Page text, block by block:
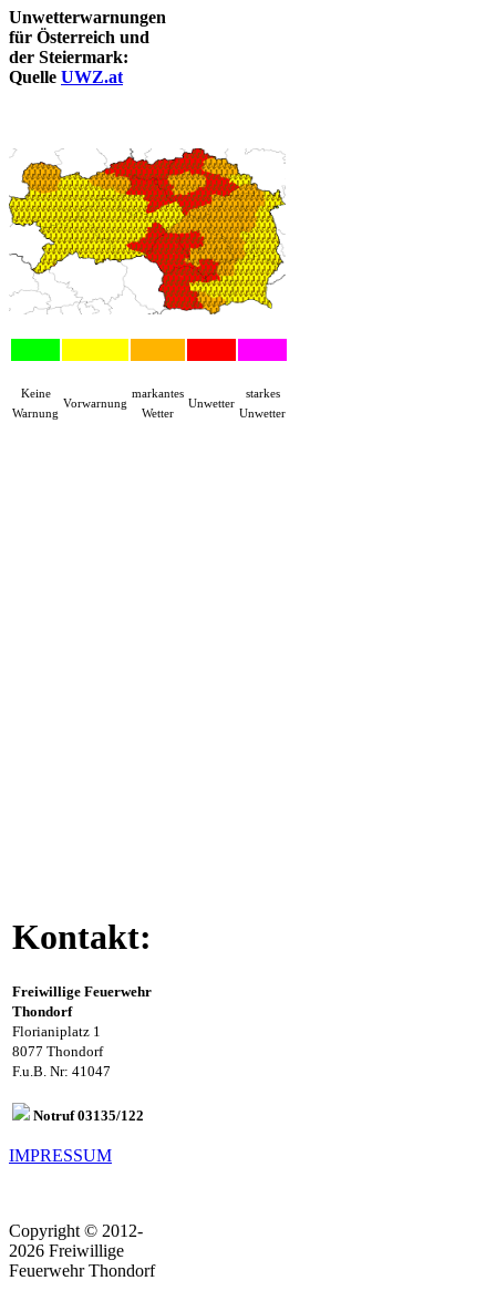
Unwetterwarnungen
für Österreich und
der Steiermark:
Quelle UWZ.at
Keine
Warnung
Vorwarnung
markantes
Wetter
Unwetter
starkes
Unwetter
Kontakt:
Freiwillige Feuerwehr
Thondorf
Florianiplatz 1
8077 Thondorf
F.u.B. Nr: 41047
Notruf 03135/122
IMPRESSUM
Copyright © 2012-
2026 Freiwillige
Feuerwehr Thondorf